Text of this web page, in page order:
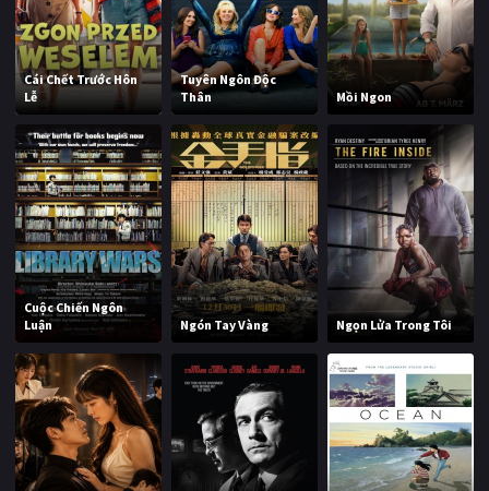
Cái Chết Trước Hôn
Lễ
Tuyên Ngôn Độc
Thân
Mồi Ngon
Cuộc Chiến Ngôn
Luận
Ngón Tay Vàng Ngọn Lửa Trong Tôi